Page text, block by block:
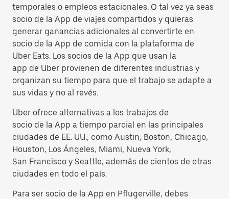
temporales o empleos estacionales. O tal vez ya seas
socio de la App de viajes compartidos y quieras
generar ganancias adicionales al convertirte en
socio de la App de comida con la plataforma de
Uber Eats. Los socios de la App que usan la
app de Uber provienen de diferentes industrias y
organizan su tiempo para que el trabajo se adapte a
sus vidas y no al revés.
Uber ofrece alternativas a los trabajos de
socio de la App a tiempo parcial en las principales
ciudades de EE. UU., como Austin, Boston, Chicago,
Houston, Los Ángeles, Miami, Nueva York,
San Francisco y Seattle, además de cientos de otras
ciudades en todo el país.
Para ser socio de la App en Pflugerville, debes